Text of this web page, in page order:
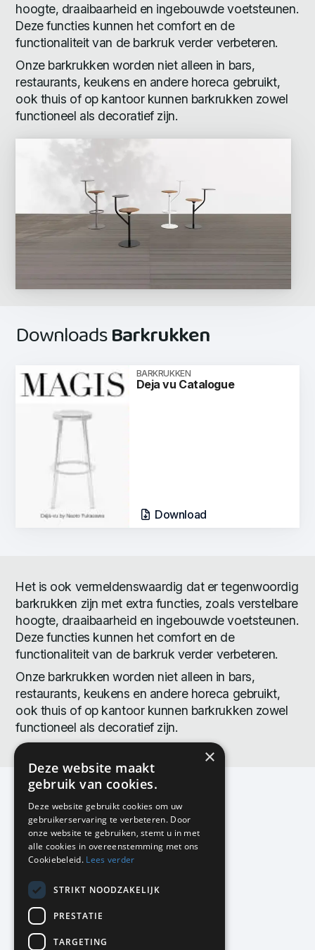
hoogte, draaibaarheid en ingebouwde voetsteunen.
Deze functies kunnen het comfort en de
functionaliteit van de barkruk verder verbeteren.
Onze barkrukken worden niet alleen in bars,
restaurants, keukens en andere horeca gebruikt,
ook thuis of op kantoor kunnen barkrukken zowel
functioneel als decoratief zijn.
DownloadsBarkrukken
BARKRUKKEN
Deja vu Catalogue
Download
Het is ook vermeldenswaardig dat er tegenwoordig
barkrukken zijn met extra functies, zoals verstelbare
hoogte, draaibaarheid en ingebouwde voetsteunen.
Deze functies kunnen het comfort en de
functionaliteit van de barkruk verder verbeteren.
Onze barkrukken worden niet alleen in bars,
restaurants, keukens en andere horeca gebruikt,
ook thuis of op kantoor kunnen barkrukken zowel
functioneel als decoratief zijn.
KMP Kantoormeubilair
Airport Business Park
Frankfurtstraat 29-31
1175 RH Lijnden
020-617 01 26
info@kmpkantoormeubilair.nl
Facebook
×
Deze website maakt
gebruik van cookies.
Deze website gebruikt cookies om uw
gebruikerservaring te verbeteren. Door
onze website te gebruiken, stemt u in met
alle cookies in overeenstemming met ons
Cookiebeleid. Lees verder
STRIKT NOODZAKELIJK
PRESTATIE
TARGETING